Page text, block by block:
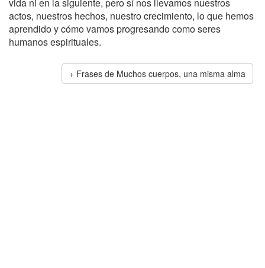
vida ni en la siguiente, pero sí nos llevamos nuestros
actos, nuestros hechos, nuestro crecimiento, lo que hemos
aprendido y cómo vamos progresando como seres
humanos espirituales.
Frases de Muchos cuerpos, una misma alma